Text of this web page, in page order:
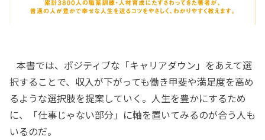
本書では、ポジティブな「キャリアダウン」をあえて選
択することで、収入が下がっても働き甲斐や満足度を高め
るような選択肢を提案していく。人生を豊かにするため
に、「仕事じゃない部分」に軸を置いてみるのが合う人も
いるのだ。